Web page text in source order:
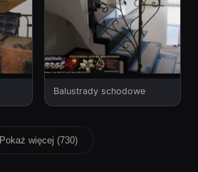
Balustrady schodowe
Pokaż więcej (730)